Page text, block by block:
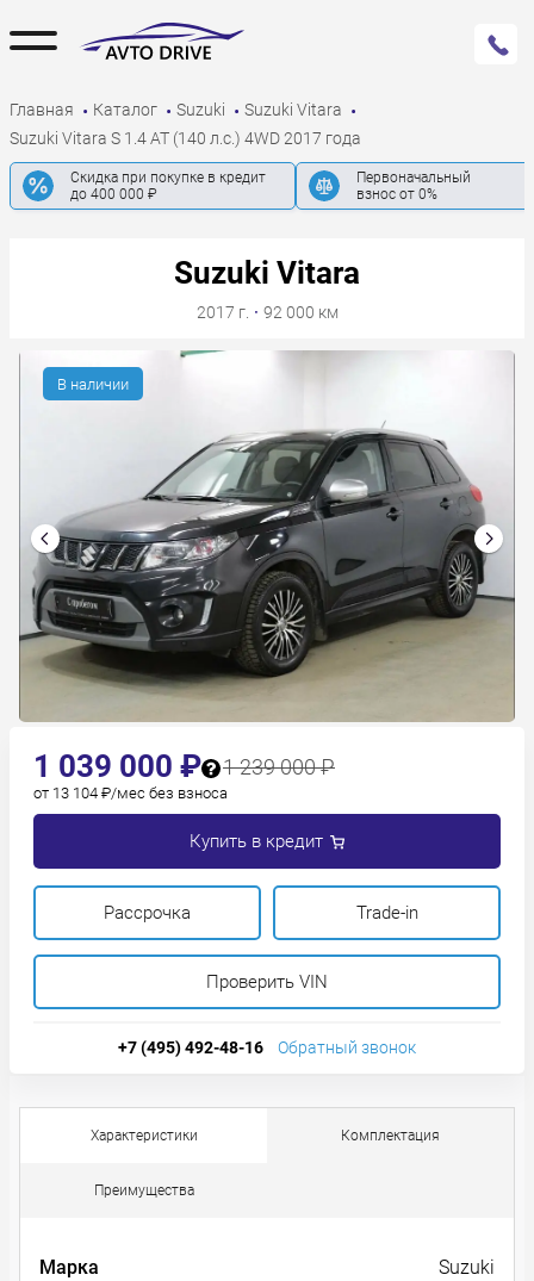
Главная Каталог Suzuki
Suzuki Vitara
Suzuki Vitara S 1.4 AT (140 л.с.) 4WD 2017 года
Скидка при покупке в кредит
до 400 000 ₽
Первоначальный
взнос от 0%
1 039 000 ₽ 1 239 000 ₽
от 13 104 ₽/мес без взноса
Купить в кредит
Рассрочка Trade-in
Проверить VIN
+7 (495) 492-48-16 Обратный звонок
Suzuki Vitara
2017 г. · 92 000 км
В наличии
Характеристики Комплектация
Преимущества
Марка Suzuki